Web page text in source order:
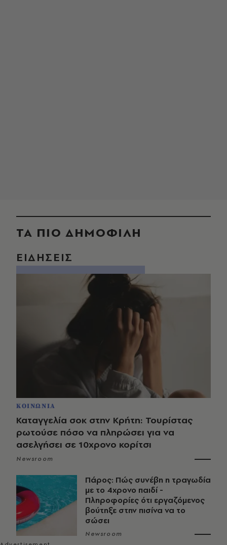
ΤΑ ΠΙΟ ΔΗΜΟΦΙΛΗ
ΕΙΔΗΣΕΙΣ
ΚΟΙΝΩΝΙΑ
Καταγγελία σοκ στην Κρήτη: Τουρίστας
ρωτούσε πόσο να πληρώσει για να
ασελγήσει σε 10χρονο κορίτσι
Newsroom
Πάρος: Πώς συνέβη η τραγωδία
με το 4χρονο παιδί -
Πληροφορίες ότι εργαζόμενος
βούτηξε στην πισίνα να το
σώσει
Newsroom